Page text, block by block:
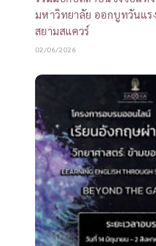
มหาวิทยาลัย ออกบูทวันแร
สยามสแควร์
02/06/2026